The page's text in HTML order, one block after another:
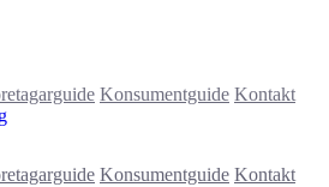
Konsumentguide Kontakt
Konsumentguide Kontakt